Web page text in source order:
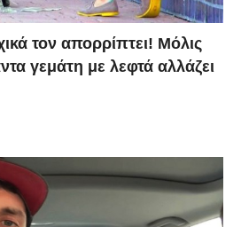
τον απορρίπτει! Μόλις
γεμάτη με λεφτά αλλάζει